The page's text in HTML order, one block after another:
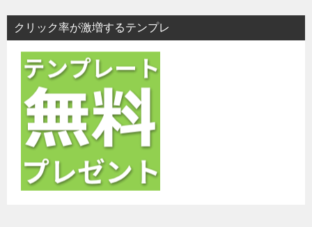
クリック率が激増するテンプレ